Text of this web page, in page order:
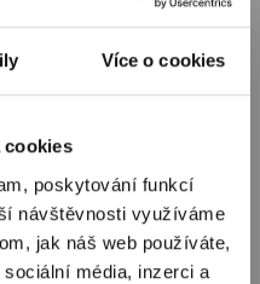
Více o cookies
cookies
poskytování funkcí
návštěvnosti využíváme
jak náš web používáte,
média, inzerci a